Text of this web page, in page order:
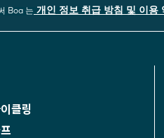
Boa 는 개인 정보 취급 방침 및 이용
클링